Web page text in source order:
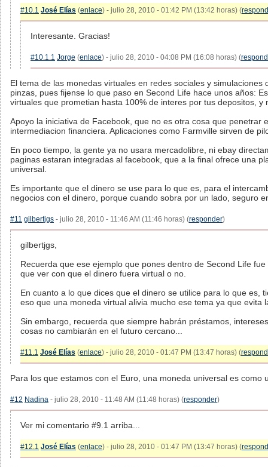
#10.1 José Elías (enlace) - julio 28, 2010 - 01:42 PM (13:42 horas) (
Interesante. Gracias!
#10.1.1 Jorge (enlace) - julio 28, 2010 - 04:08 PM (16:08 horas) (
El tema de las monedas virtuales en redes sociales y simulaciones
pinzas, pues fijense lo que paso en Second Life hace unos años:
virtuales que prometian hasta 100% de interes por tus depositos, y
Apoyo la iniciativa de Facebook, que no es otra cosa que penetrar
intermediacion financiera. Aplicaciones como Farmville sirven de
En poco tiempo, la gente ya no usara mercadolibre, ni ebay
paginas estaran integradas al facebook, que a la final ofrece una
universal.
Es importante que el dinero se use para lo que es, para el
negocios con el dinero, porque cuando sobra por un lado, seguro
#11 gilbertjgs - julio 28, 2010 - 11:46 AM (11:46 horas) (responder)
gilbertjgs,
Recuerda que ese ejemplo que pones dentro de Second Life
que ver con que el dinero fuera virtual o no.
En cuanto a lo que dices que el dinero se utilice para lo que es,
eso que una moneda virtual alivia mucho ese tema ya que evita
Sin embargo, recuerda que siempre habrán préstamos,
cosas no cambiarán en el futuro cercano...
#11.1 José Elías (enlace) - julio 28, 2010 - 01:47 PM (13:47 horas) (
Para los que estamos con el Euro, una moneda universal es como
#12 Nadina - julio 28, 2010 - 11:48 AM (11:48 horas) (responder)
Ver mi comentario #9.1 arriba...
#12.1 José Elías (enlace) - julio 28, 2010 - 01:47 PM (13:47 horas) (